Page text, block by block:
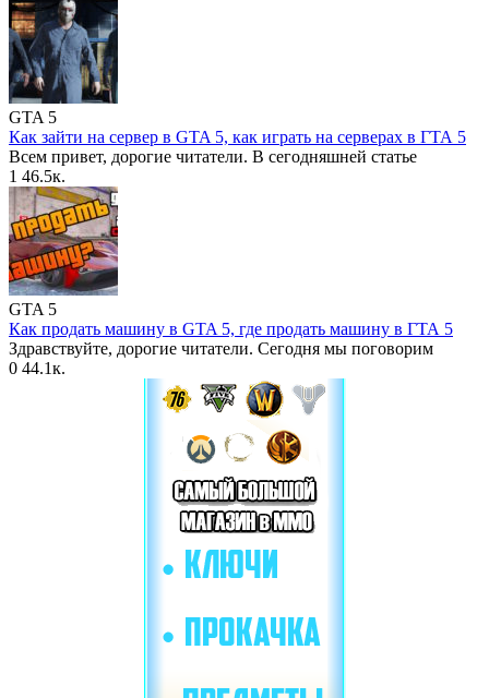
GTA 5
Как зайти на сервер в GTA 5, как играть на серверах в ГТА 5
Всем привет, дорогие читатели. В сегодняшней статье
1 46.5к.
GTA 5
Как продать машину в GTA 5, где продать машину в ГТА 5
Здравствуйте, дорогие читатели. Сегодня мы поговорим
0 44.1к.